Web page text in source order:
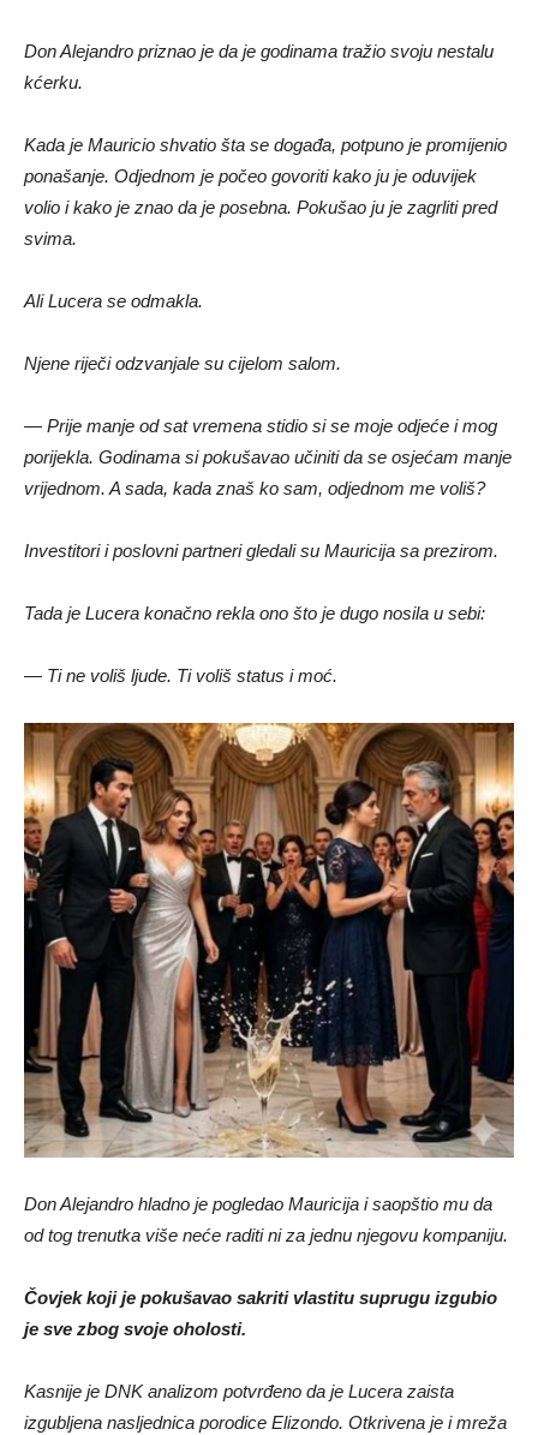
Don Alejandro priznao je da je godinama tražio svoju nestalu
kćerku.
Kada je Mauricio shvatio šta se događa, potpuno je promijenio
ponašanje. Odjednom je počeo govoriti kako ju je oduvijek
volio i kako je znao da je posebna. Pokušao ju je zagrliti pred
svima.
Ali Lucera se odmakla.
Njene riječi odzvanjale su cijelom salom.
— Prije manje od sat vremena stidio si se moje odjeće i mog
porijekla. Godinama si pokušavao učiniti da se osjećam manje
vrijednom. A sada, kada znaš ko sam, odjednom me voliš?
Investitori i poslovni partneri gledali su Mauricija sa prezirom.
Tada je Lucera konačno rekla ono što je dugo nosila u sebi:
— Ti ne voliš ljude. Ti voliš status i moć.
Don Alejandro hladno je pogledao Mauricija i saopštio mu da
od tog trenutka više neće raditi ni za jednu njegovu kompaniju.
Čovjek koji je pokušavao sakriti vlastitu suprugu izgubio
je sve zbog svoje oholosti.
Kasnije je DNK analizom potvrđeno da je Lucera zaista
izgubljena nasljednica porodice Elizondo. Otkrivena je i mreža